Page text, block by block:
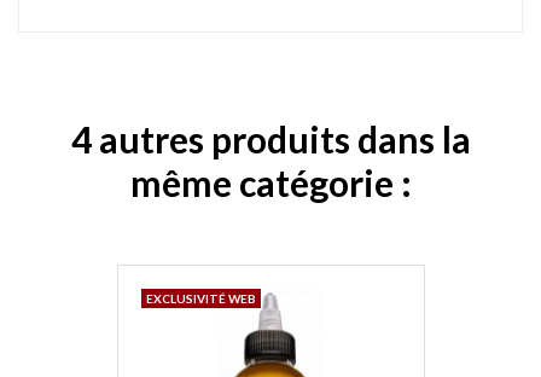
4 autres produits dans la
même catégorie :
EXCLUSIVITÉ WEB